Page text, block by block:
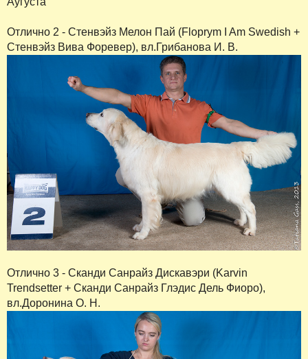
Отлично 2 - Стенвэйз Мелон Пай (Floprym I Am Swedish +
Стенвэйз Вива Форевер), вл.Грибанова И. В.
Отлично 3 - Сканди Санрайз Дискавэри (Karvin
Trendsetter + Сканди Санрайз Глэдис Дель Фиоро),
вл.Доронина О. Н.